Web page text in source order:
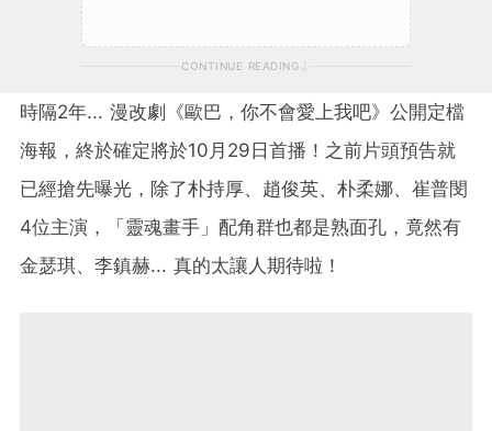
CONTINUE READING
時隔2年... 漫改劇《歐巴，你不會愛上我吧》公開定檔
海報，終於確定將於10月29日首播！之前片頭預告就
已經搶先曝光，除了朴持厚、趙俊英、朴柔娜、崔普閔
4位主演，「靈魂畫手」配角群也都是熟面孔，竟然有
金瑟琪、李鎮赫... 真的太讓人期待啦！